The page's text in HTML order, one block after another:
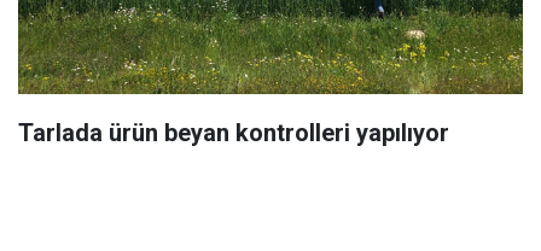
Tarlada ürün beyan kontrolleri yapılıyor